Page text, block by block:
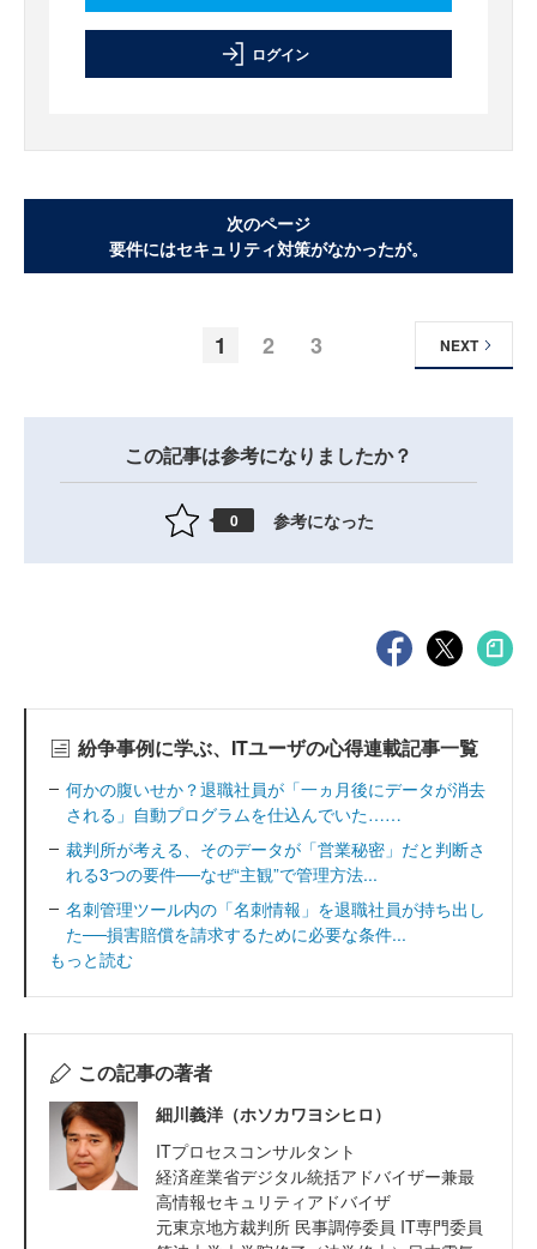
ログイン
次のページ
要件にはセキュリティ対策がなかったが。
1 2 3 NEXT
この記事は参考になりましたか？
0 参考になった
紛争事例に学ぶ、ITユーザの心得連載記事一覧
何かの腹いせか？退職社員が「一ヵ月後にデータが消去
される」自動プログラムを仕込んでいた……
裁判所が考える、そのデータが「営業秘密」だと判断さ
れる3つの要件──なぜ“主観”で管理方法...
名刺管理ツール内の「名刺情報」を退職社員が持ち出し
た──損害賠償を請求するために必要な条件...
もっと読む
この記事の著者
細川義洋（ホソカワヨシヒロ）
ITプロセスコンサルタント
経済産業省デジタル統括アドバイザー兼最
高情報セキュリティアドバイザ
元東京地方裁判所 民事調停委員 IT専門委員